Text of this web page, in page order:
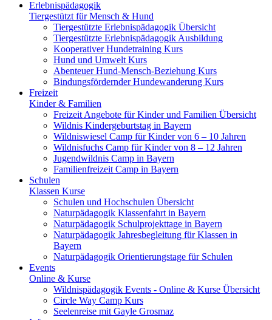
Erlebnispädagogik
Tiergestützt für Mensch & Hund
Tiergestützte Erlebnispädagogik Übersicht
Tiergestützte Erlebnispädagogik Ausbildung
Kooperativer Hundetraining Kurs
Hund und Umwelt Kurs
Abenteuer Hund-Mensch-Beziehung Kurs
Bindungsfördernder Hundewanderung Kurs
Freizeit
Kinder & Familien
Freizeit Angebote für Kinder und Familien Übersicht
Wildnis Kindergeburtstag in Bayern
Wildniswiesel Camp für Kinder von 6 – 10 Jahren
Wildnisfuchs Camp für Kinder von 8 – 12 Jahren
Jugendwildnis Camp in Bayern
Familienfreizeit Camp in Bayern
Schulen
Klassen Kurse
Schulen und Hochschulen Übersicht
Naturpädagogik Klassenfahrt in Bayern
Naturpädagogik Schulprojekttage in Bayern
Naturpädagogik Jahresbegleitung für Klassen in
Bayern
Naturpädagogik Orientierungstage für Schulen
Events
Online & Kurse
Wildnispädagogik Events - Online & Kurse Übersicht
Circle Way Camp Kurs
Seelenreise mit Gayle Grosmaz